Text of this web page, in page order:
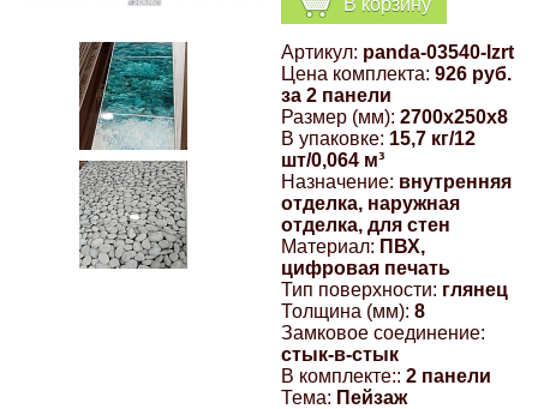
Артикул: panda-03540-lzrt
Цена комплекта: 926 руб.
за 2 панели
Размер (мм): 2700x250x8
В упаковке: 15,7 кг/12
шт/0,064 м³
Назначение: внутренняя
отделка, наружная
отделка, для стен
Материал: ПВХ,
цифровая печать
Тип поверхности: глянец
Толщина (мм): 8
Замковое соединение:
стык-в-стык
В комплекте:: 2 панели
Тема: Пейзаж
Компрессионные фитинги Poliext
Hyundai
Флуоресцентные краски
Шпатлевки, штукатурки
Эмали универсальные акриловые
Грунтовки, защитные лаки
Магнитные панели на холодильник